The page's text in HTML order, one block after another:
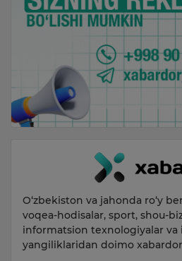
O‘zbekiston va jahonda ro‘y
voqea-hodisalar, sport, shou-
informatsion texnologiyalar va
yangiliklaridan doimo